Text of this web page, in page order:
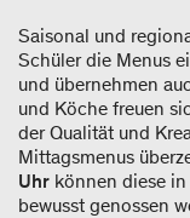
Saisonal und
Schüler die Menus
und übernehmen
und Köche freuen
der Qualität und
Mittagsmenus
Uhr können diese
bewusst genossen